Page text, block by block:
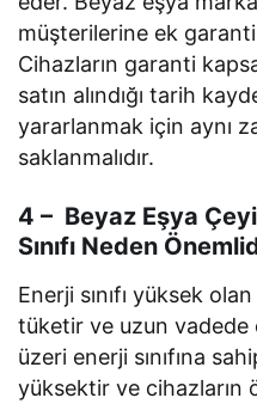
müşterilerine ek
Cihazların garanti
satın alındığı tarih
yararlanmak için aynı
saklanmalıdır.
4 – Beyaz Eşya
Sınıfı Neden
Enerji sınıfı yüksek
tüketir ve uzun vadede
üzeri enerji sınıfına
yüksektir ve cihazların